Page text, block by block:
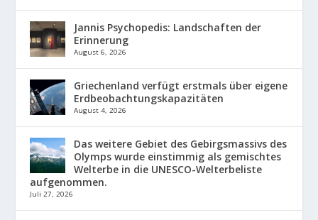
Jannis Psychopedis: Landschaften der
Erinnerung
August 6, 2026
Griechenland verfügt erstmals über eigene
Erdbeobachtungskapazitäten
August 4, 2026
Das weitere Gebiet des Gebirgsmassivs des
Olymps wurde einstimmig als gemischtes
Welterbe in die UNESCO-Welterbeliste
aufgenommen.
Juli 27, 2026